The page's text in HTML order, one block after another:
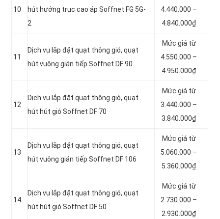
10
hút hướng trục cao áp Soffnet FG 5G-
2
4.440.000 –
4.840.000₫
11
Dịch vụ lắp đặt quạt thông gió, quạt
hút vuông gián tiếp Soffnet DF 90
Mức giá từ
4.550.000 –
4.950.000₫
12
Dịch vụ lắp đặt quạt thông gió, quạt
hút hút gió Soffnet DF 70
Mức giá từ
3.440.000 –
3.840.000₫
13
Dịch vụ lắp đặt quạt thông gió, quạt
hút vuông gián tiếp Soffnet DF 106
Mức giá từ
5.060.000 –
5.360.000₫
14
Dịch vụ lắp đặt quạt thông gió, quạt
hút hút gió Soffnet DF 50
Mức giá từ
2.730.000 –
2.930.000₫